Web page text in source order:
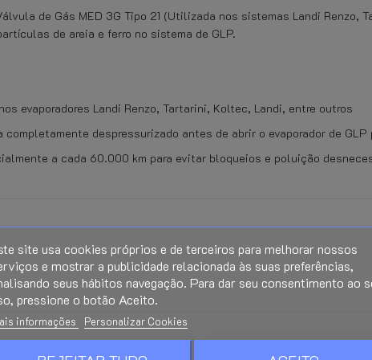
de Gás MED 3G Tipo 21 (Utilizada nos sistemas Landi Renzo,
de areia e ferro no sistema de GLP.
evaporadores Landi Renzo, Tartarini, Koltec, Landi, entre outros
despressurizado antes de abrir o evaporador de
a cada 60.000 km para evitar bloqueios e poluição
Дмитрий Егоров Johnny Douwma
site usa cookies próprios e de terceiros para melhorar nossos
e mostrar a publicidade relacionada às suas preferências,
seus hábitos navegação. Para dar seu consentimento ao
pressione o botão Aceito.
informações Personalizar Cookies